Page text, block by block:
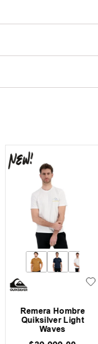
Remera Hombre
Quiksilver Light
Waves